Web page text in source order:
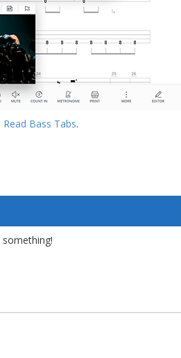
Bass Tabs.